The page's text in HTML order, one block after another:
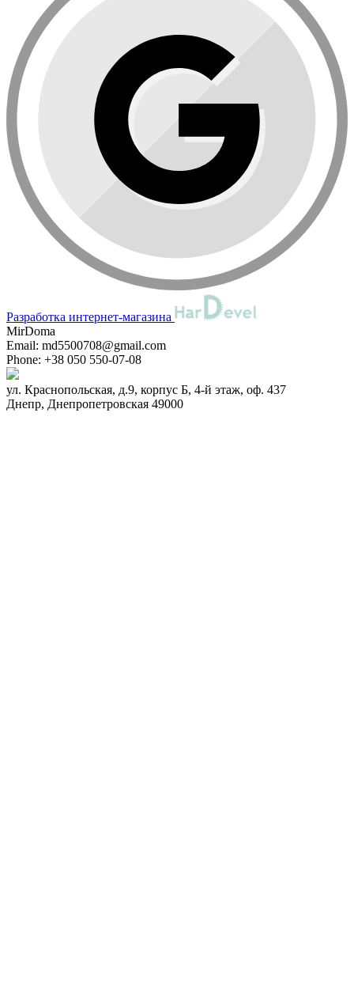
Разработка интернет-магазина
MirDoma
Email: md5500708@gmail.com
Phone: +38 050 550-07-08
ул. Краснопольская, д.9, корпус Б, 4-й этаж, оф. 437
Днепр, Днепропетровская 49000